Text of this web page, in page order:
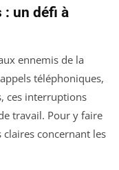
: un défi à
ennemis de la
téléphoniques,
ces interruptions
travail. Pour y faire
claires concernant les